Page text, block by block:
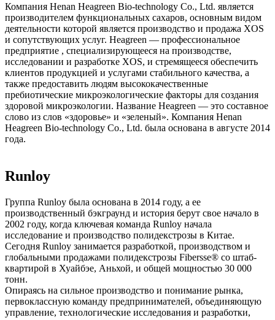
Компания Henan Heagreen Bio-technology Co., Ltd. является
производителем функциональных сахаров, основным видом
деятельности которой является производство и продажа XOS
и сопутствующих услуг. Heagreen — профессиональное
предприятие , специализирующееся на производстве,
исследовании и разработке XOS, и стремящееся обеспечить
клиентов продукцией и услугами стабильного качества, а
также предоставить людям высококачественные
пребиотические микроэкологические факторы для создания
здоровой микроэкологии. Название Heagreen — это составное
слово из слов «здоровье» и «зеленый». Компания Henan
Heagreen Bio-technology Co., Ltd. была основана в августе 2014
года.
Runloy
Группа Runloy была основана в 2014 году, а ее
производственный бэкграунд и история берут свое начало в
2002 году, когда ключевая команда Runloy начала
исследование и производство полидекстрозы в Китае.
Сегодня Runloy занимается разработкой, производством и
глобальными продажами полидекстрозы Fibersse® со штаб-
квартирой в Хуайбэе, Аньхой, и общей мощностью 30 000
тонн.
Опираясь на сильное производство и понимание рынка,
первоклассную команду предпринимателей, объединяющую
управление, технологические исследования и разработки,